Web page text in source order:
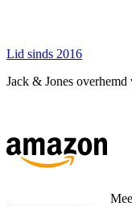
Lid sinds 2016
Jack & Jones